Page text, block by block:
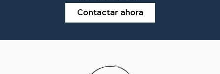
Contactar ahora